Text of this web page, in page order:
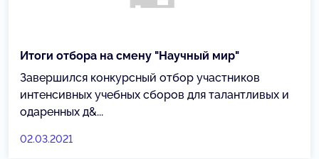
Итоги отбора на смену "Научный мир"
Завершился конкурсный отбор участников
интенсивных учебных сборов для талантливых и
одаренных д&...
02.03.2021